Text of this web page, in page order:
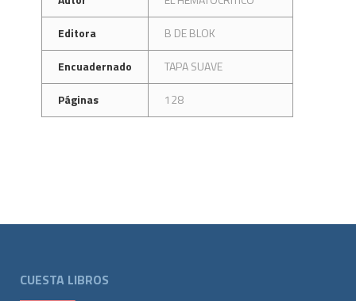
Editora
B DE BLOK
Encuadernado
TAPA SUAVE
Páginas
128
CUESTA LIBROS